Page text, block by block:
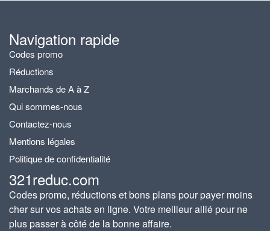
Navigation rapide
Codes promo
Réductions
Marchands de A à Z
Qui sommes-nous
Contactez-nous
Mentions légales
Politique de confidentialité
321reduc.com
Codes promo, réductions et bons plans pour payer moins
cher sur vos achats en ligne. Votre meilleur allié pour ne
plus passer à côté de la bonne affaire.